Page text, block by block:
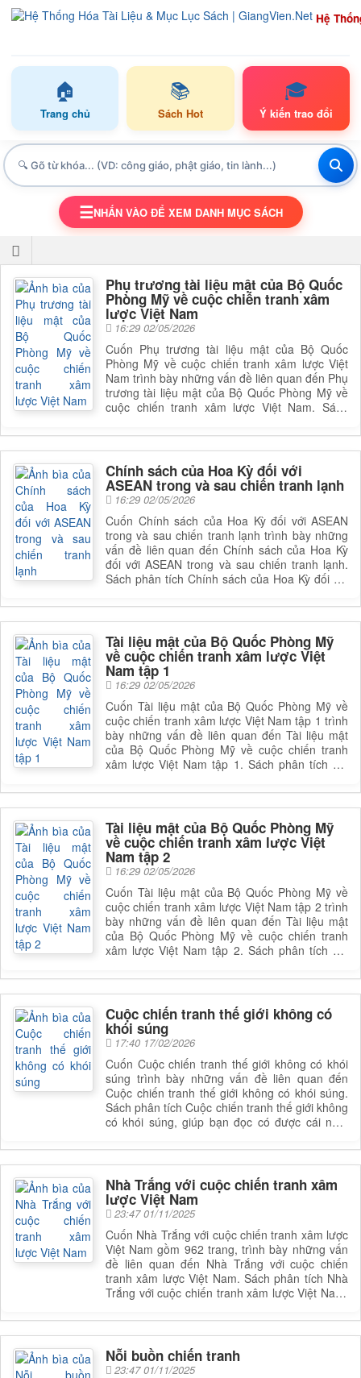
Hệ
🏠
Trang chủ
📚
Sách Hot
🎓
Ý kiến trao đổi
TOGGLE NAVIGATION
☰NHẤN VÀO ĐỂ XEM DANH MỤC SÁCH
Phụ trương tài liệu mật của Bộ Quốc
Phòng Mỹ về cuộc chiến tranh xâm
lược Việt Nam
16:29 02/05/2026
Cuốn Phụ trương tài liệu mật của Bộ Quốc
Phòng Mỹ về cuộc chiến tranh xâm lược Việt
Nam trình bày những vấn đề liên quan đến Phụ
trương tài liệu mật của Bộ Quốc Phòng Mỹ về
cuộc chiến tranh xâm lược Việt Nam. Sách
Phòng Mỹ về cuộc chiến tranh xâm lược Việt
Nam, giúp bạn đọc có được cái nhìn toàn diện
và sâu sắc hơn về lĩnh vực này. Để nắm rõ nội
dung cụ thể, bạn đọc có thể tham khảo phần
mục lục trong mục chi tiết bên dưới.
Chính sách của Hoa Kỳ đối với
ASEAN trong và sau chiến tranh lạnh
16:29 02/05/2026
Cuốn Chính sách của Hoa Kỳ đối với ASEAN
trong và sau chiến tranh lạnh trình bày những
vấn đề liên quan đến Chính sách của Hoa Kỳ
đối với ASEAN trong và sau chiến tranh lạnh.
Sách phân tích Chính sách của Hoa Kỳ đối với
đọc có được cái nhìn toàn diện và sâu sắc hơn
về lĩnh vực này. Để nắm rõ nội dung cụ thể,
bạn đọc có thể tham khảo phần mục lục trong
mục chi tiết bên dưới.
Tài liệu mật của Bộ Quốc Phòng Mỹ
về cuộc chiến tranh xâm lược Việt
Nam tập 1
16:29 02/05/2026
Cuốn Tài liệu mật của Bộ Quốc Phòng Mỹ về
cuộc chiến tranh xâm lược Việt Nam tập 1 trình
bày những vấn đề liên quan đến Tài liệu mật
của Bộ Quốc Phòng Mỹ về cuộc chiến tranh
xâm lược Việt Nam tập 1. Sách phân tích Tài
tranh xâm lược Việt Nam tập 1, giúp bạn đọc
có được cái nhìn toàn diện và sâu sắc hơn về
lĩnh vực này. Để nắm rõ nội dung cụ thể, bạn
đọc có thể tham khảo phần mục lục trong mục
chi tiết bên dưới.
Tài liệu mật của Bộ Quốc Phòng Mỹ
về cuộc chiến tranh xâm lược Việt
Nam tập 2
16:29 02/05/2026
Cuốn Tài liệu mật của Bộ Quốc Phòng Mỹ về
cuộc chiến tranh xâm lược Việt Nam tập 2 trình
bày những vấn đề liên quan đến Tài liệu mật
của Bộ Quốc Phòng Mỹ về cuộc chiến tranh
xâm lược Việt Nam tập 2. Sách phân tích Tài
tranh xâm lược Việt Nam tập 2, giúp bạn đọc
có được cái nhìn toàn diện và sâu sắc hơn về
lĩnh vực này. Để nắm rõ nội dung cụ thể, bạn
đọc có thể tham khảo phần mục lục trong mục
chi tiết bên dưới.
Cuộc chiến tranh thế giới không có
khói súng
17:40 17/02/2026
Cuốn Cuộc chiến tranh thế giới không có khói
súng trình bày những vấn đề liên quan đến
Cuộc chiến tranh thế giới không có khói súng.
Sách phân tích Cuộc chiến tranh thế giới không
có khói súng, giúp bạn đọc có được cái nhìn
nắm rõ nội dung cụ thể, bạn đọc có thể tham
khảo phần mục lục trong mục chi tiết bên dưới.
Nhà Trắng với cuộc chiến tranh xâm
lược Việt Nam
23:47 01/11/2025
Cuốn Nhà Trắng với cuộc chiến tranh xâm lược
Việt Nam gồm 962 trang, trình bày những vấn
đề liên quan đến Nhà Trắng với cuộc chiến
tranh xâm lược Việt Nam. Sách phân tích Nhà
Trắng với cuộc chiến tranh xâm lược Việt Nam,
sắc hơn về lĩnh vực này. Để nắm rõ nội dung
cụ thể, bạn đọc có thể tham khảo phần mục lục
trong mục chi tiết bên dưới.
Nỗi buồn chiến tranh
23:47 01/11/2025